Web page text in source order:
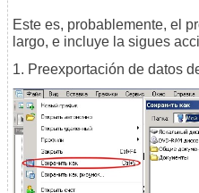
Este es, probablemente, el
largo, e incluye la sigues
1. Preexportación de datos